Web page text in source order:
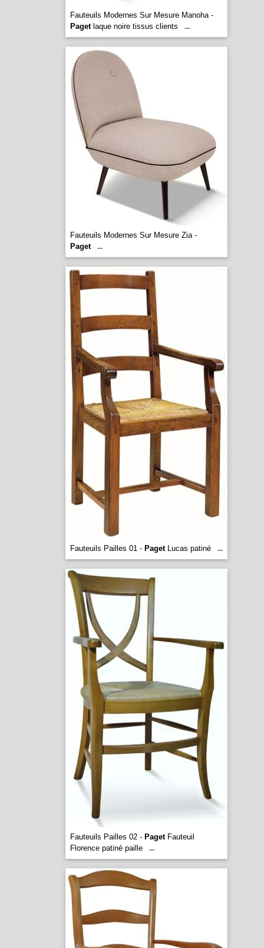
Fauteuils Modernes Sur Mesure Manoha -
Pagetlaque noire tissus clients ...
Fauteuils Modernes Sur Mesure Zia -
Paget
...
Fauteuils Pailles 01 - PagetLucas patiné ...
Fauteuils Pailles 02 - PagetFauteuil
Florence patiné paille
...